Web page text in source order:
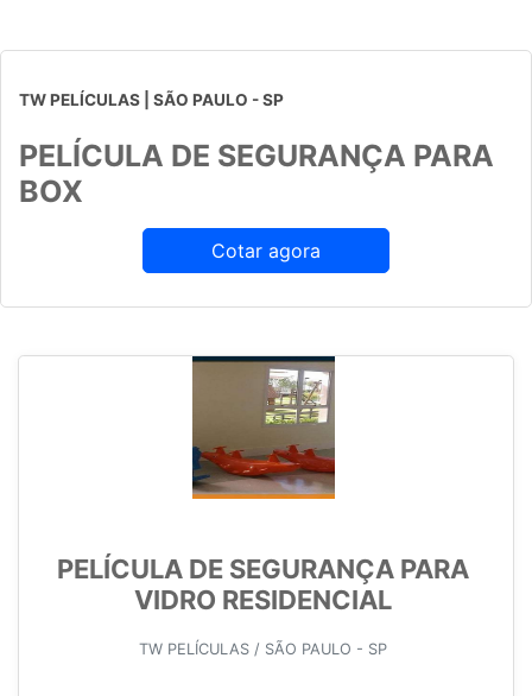
TW PELÍCULAS | SÃO PAULO - SP
PELÍCULA DE SEGURANÇA PARA
BOX
Cotar agora
PELÍCULA DE SEGURANÇA PARA
VIDRO RESIDENCIAL
TW PELÍCULAS / SÃO PAULO - SP